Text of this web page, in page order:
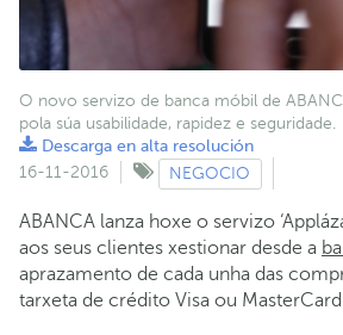
O novo servizo de banca móbil de
pola súa usabilidade, rapidez e seguridade.
Descarga en alta resolución
16-11-2016
NEGOCIO
ABANCA lanza hoxe o servizo
aos seus clientes xestionar desde a
aprazamento de cada unha das
tarxeta de crédito Visa ou